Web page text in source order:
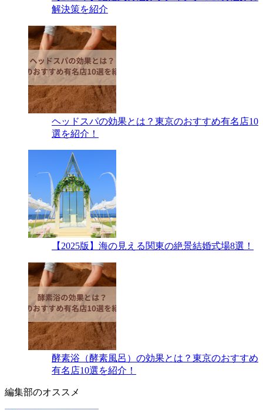
解決策を紹介
ヘッドスパの効果とは？東京のおすすめ有名店10
選を紹介！
【2025版】海の見える関東の絶景結婚式場8選！
酵素浴（酵素風呂）の効果とは？東京のおすすめ
有名店10選を紹介！
編集部のオススメ